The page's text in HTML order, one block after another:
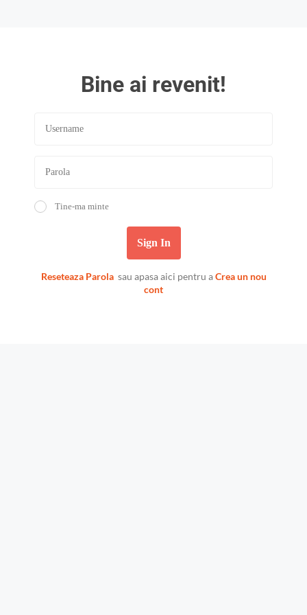
Bine ai revenit!
Tine-ma minte
Sign In
Reseteaza Parola sau apasa aici pentru aCrea un nou
cont